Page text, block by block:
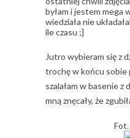
byłam i jestem mega
wiedziała nie
ile czasu ;]
Jutro wybieram się z
trochę w końcu sobie
szalałam w basenie z
mną znęcały, że
Fot.